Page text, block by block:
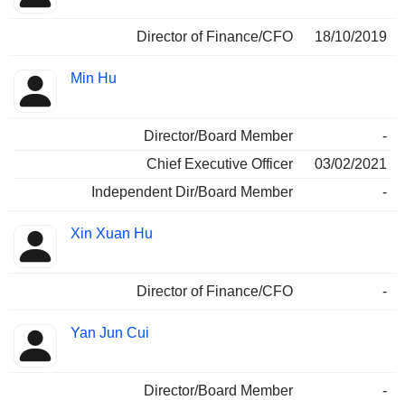
Director of Finance/CFO 18/10/2019
Min Hu
Director/Board Member
-
Chief Executive Officer
03/02/2021
Independent Dir/Board Member
-
Xin Xuan Hu
Director of Finance/CFO -
Yan Jun Cui
Director/Board Member
-